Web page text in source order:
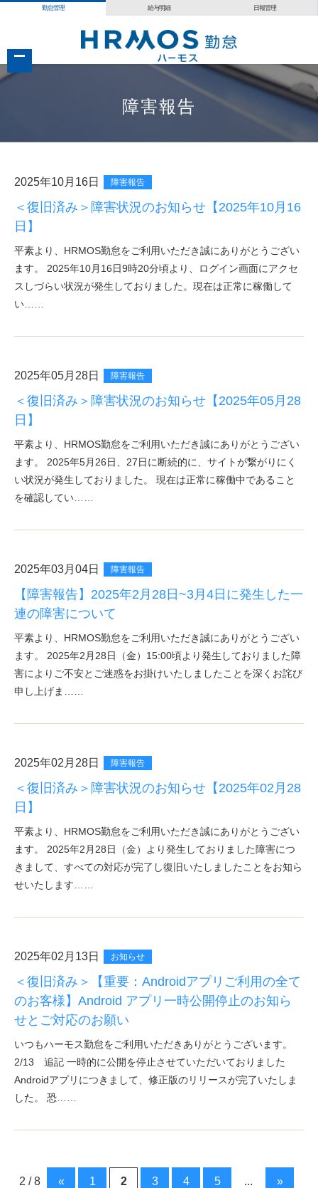
勤怠管理 給与明細 日報管理
障害報告
2025年10月16日 障害報告
＜復旧済み＞障害状況のお知らせ【2025年10月16
日】
平素より、HRMOS勤怠をご利用いただき誠にありがとうござい
ます。 2025年10月16日9時20分頃より、ログイン画面にアクセ
スしづらい状況が発生しておりました。現在は正常に稼働して
い……
2025年05月28日 障害報告
＜復旧済み＞障害状況のお知らせ【2025年05月28
日】
平素より、HRMOS勤怠をご利用いただき誠にありがとうござい
ます。 2025年5月26日、27日に断続的に、サイトが繋がりにく
い状況が発生しておりました。 現在は正常に稼働中であること
を確認してい……
2025年03月04日 障害報告
【障害報告】2025年2月28日~3月4日に発生した一
連の障害について
平素より、HRMOS勤怠をご利用いただき誠にありがとうござい
ます。 2025年2月28日（金）15:00頃より発生しておりました障
害によりご不安とご迷惑をお掛けいたしましたことを深くお詫び
申し上げま……
2025年02月28日 障害報告
＜復旧済み＞障害状況のお知らせ【2025年02月28
日】
平素より、HRMOS勤怠をご利用いただき誠にありがとうござい
ます。 2025年2月28日（金）より発生しておりました障害につ
きまして、すべての対応が完了し復旧いたしましたことをお知ら
せいたします……
2025年02月13日 お知らせ
＜復旧済み＞【重要：Androidアプリご利用の全て
のお客様】Android アプリ一時公開停止のお知ら
せとご対応のお願い
いつもハーモス勤怠をご利用いただきありがとうございます。
2/13 追記 一時的に公開を停止させていただいておりました
Androidアプリにつきまして、修正版のリリースが完了いたしま
した。 恐……
2 / 8 « 1 2 3 4 5 ... »